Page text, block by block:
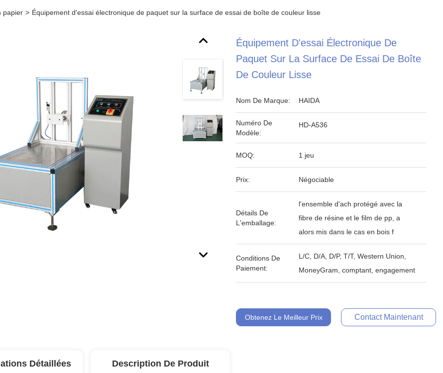
papier > Équipement d'essai électronique de paquet sur la surface de essai de boîte de couleur lisse
Équipement D'essai Électronique De
Paquet Sur La Surface De Essai De Boîte
De Couleur Lisse
Nom De Marque: HAIDA
Numéro De
Modèle:
HD-A536
MOQ: 1 jeu
Prix: Négociable
Détails De
L'emballage:
l'ensemble d'ach protégé avec la
fibre de résine et le film de pp, a
alors mis dans le cas en bois f
Conditions De
Paiement:
L/C, D/A, D/P, T/T, Western Union,
MoneyGram, comptant, engagement
Obtenez Le Meilleur Prix Contact Maintenant
Détaillées Description De Produit